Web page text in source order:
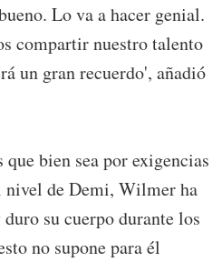
Lo va a hacer genial.
compartir nuestro talento
un gran recuerdo', añadió
bien sea por exigencias
nivel de Demi, Wilmer ha
su cuerpo durante los
no supone para él